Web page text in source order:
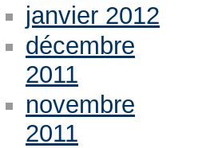
janvier 2012
décembre
2011
novembre
2011